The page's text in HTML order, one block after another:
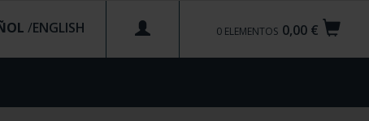
0,00 €
0 ELEMENTOS
/